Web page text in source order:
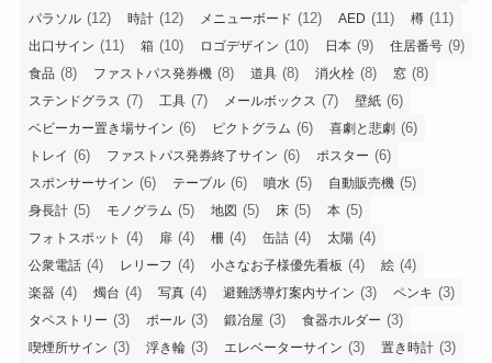
パラソル (12) 時計 (12) メニューボード (12) AED (11) 樽 (11)
出口サイン (11) 箱 (10) ロゴデザイン (10) 日本 (9) 住居番号 (9)
食品 (8) ファストパス発券機 (8) 道具 (8) 消火栓 (8) 窓 (8)
ステンドグラス (7) 工具 (7) メールボックス (7) 壁紙 (6)
ベビーカー置き場サイン (6) ピクトグラム (6) 喜劇と悲劇 (6)
トレイ (6) ファストパス発券終了サイン (6) ポスター (6)
スポンサーサイン (6) テーブル (6) 噴水 (5) 自動販売機 (5)
身長計 (5) モノグラム (5) 地図 (5) 床 (5) 本 (5)
フォトスポット (4) 扉 (4) 柵 (4) 缶詰 (4) 太陽 (4)
公衆電話 (4) レリーフ (4) 小さなお子様優先看板 (4) 絵 (4)
楽器 (4) 燭台 (4) 写真 (4) 避難誘導灯案内サイン (3) ペンキ (3)
タペストリー (3) ポール (3) 鍛冶屋 (3) 食器ホルダー (3)
喫煙所サイン (3) 浮き輪 (3) エレベーターサイン (3) 置き時計 (3)